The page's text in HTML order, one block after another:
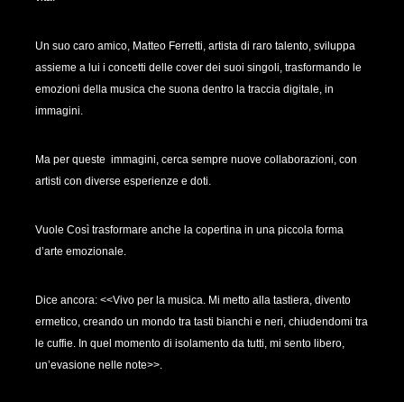
Un suo caro amico, Matteo Ferretti, artista di raro talento, sviluppa
assieme a lui i concetti delle cover dei suoi singoli, trasformando le
emozioni della musica che suona dentro la traccia digitale, in
immagini.
Ma per queste immagini, cerca sempre nuove collaborazioni, con
artisti con diverse esperienze e doti.
Vuole Così trasformare anche la copertina in una piccola forma
d’arte emozionale.
Dice ancora: <<Vivo per la musica. Mi metto alla tastiera, divento
ermetico, creando un mondo tra tasti bianchi e neri, chiudendomi tra
le cuffie. In quel momento di isolamento da tutti, mi sento libero,
un’evasione nelle note>>.